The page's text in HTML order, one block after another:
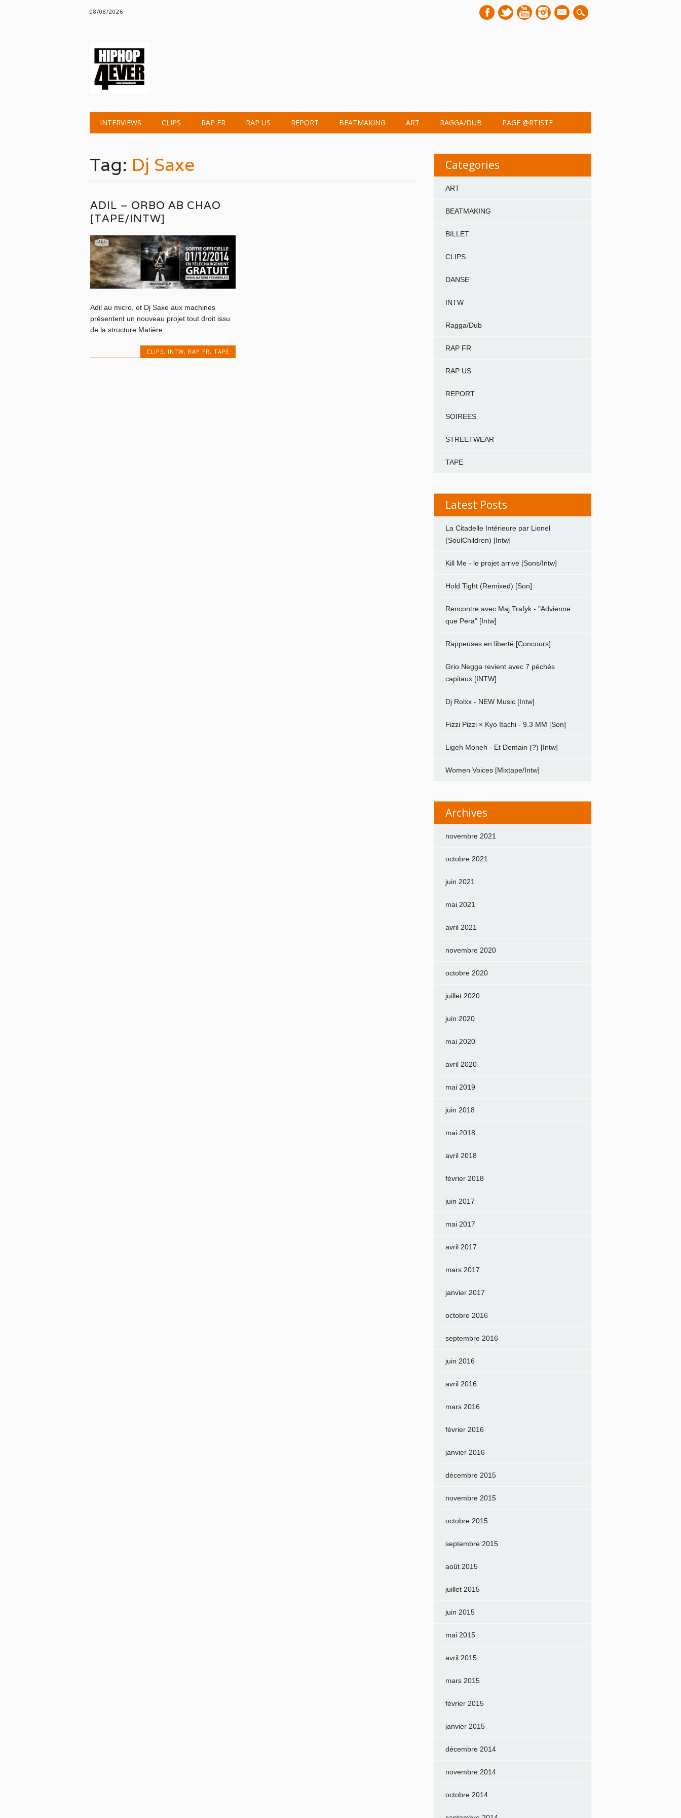
08/08/2026
mail
Main menu
INTERVIEWS CLIPS RAP FR RAP US REPORT BEATMAKING ART RAGGA/DUB PAGE @RTISTE
Tag: Dj Saxe
ADIL – ORBO AB CHAO
[TAPE/INTW]
Adil au micro, et Dj Saxe aux machines
présentent un nouveau projet tout droit issu
de la structure Matière...
CLIPS, INTW, RAP FR, TAPE
Categories
ART
BEATMAKING
BILLET
CLIPS
DANSE
INTW
Ragga/Dub
RAP FR
RAP US
REPORT
SOIREES
STREETWEAR
TAPE
Latest Posts
La Citadelle Intérieure par Lionel
(SoulChildren) [Intw]
Kill Me - le projet arrive [Sons/Intw]
Hold Tight (Remixed) [Son]
Rencontre avec Maj Trafyk - "Advienne
que Pera" [Intw]
Rappeuses en liberté [Concours]
Grio Negga revient avec 7 péchés
capitaux [INTW]
Dj Rolxx - NEW Music [Intw]
Fizzi Pizzi × Kyo Itachi - 9.3 MM [Son]
Ligeh Moneh - Et Demain (?) [Intw]
Women Voices [Mixtape/Intw]
Archives
novembre 2021
octobre 2021
juin 2021
mai 2021
avril 2021
novembre 2020
octobre 2020
juillet 2020
juin 2020
mai 2020
avril 2020
mai 2019
juin 2018
mai 2018
avril 2018
février 2018
juin 2017
mai 2017
avril 2017
mars 2017
janvier 2017
octobre 2016
septembre 2016
juin 2016
avril 2016
mars 2016
février 2016
janvier 2016
décembre 2015
novembre 2015
octobre 2015
septembre 2015
août 2015
juillet 2015
juin 2015
mai 2015
avril 2015
mars 2015
février 2015
janvier 2015
décembre 2014
novembre 2014
octobre 2014